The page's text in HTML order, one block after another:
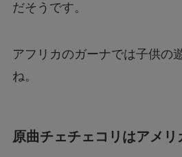
だそうです。
アフリカのガーナでは子供の
ね。
原曲チェチェコリはアメリ